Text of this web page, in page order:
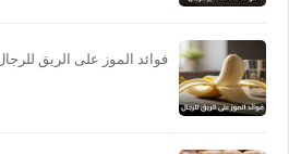
فوائد الموز على الريق